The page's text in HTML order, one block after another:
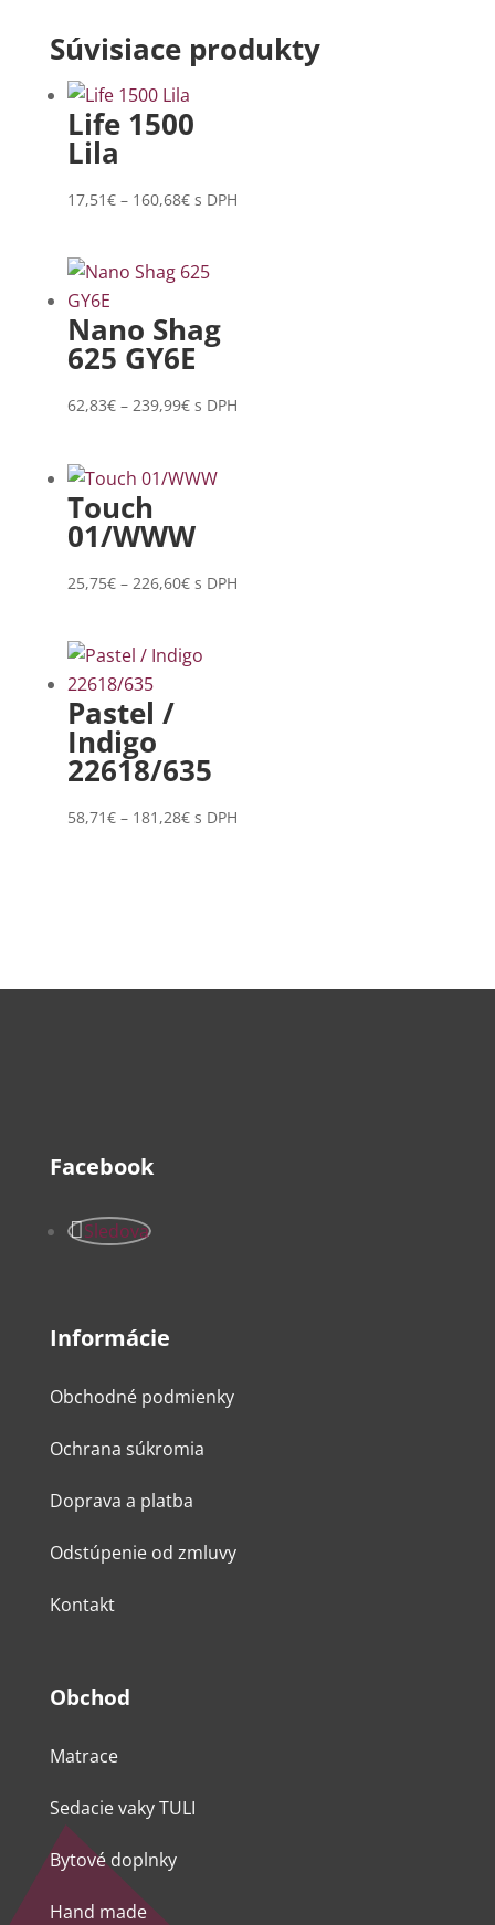
Súvisiace produkty
Life 1500
Lila
17,51€ – 160,68€Price
through
s DPH
Nano Shag
625 GY6E
62,83€ – 239,99€Price
through
s DPH
Touch
01/WWW
25,75€ – 226,60€Price
through
s DPH
Pastel /
Indigo
22618/635
58,71€ – 181,28€Price
s DPH
Facebook
Sledova
Informácie
Obchodné podmienky
Ochrana súkromia
Doprava a platba
Odstúpenie od zmluvy
Kontakt
Obchod
Matrace
Sedacie vaky TULI
Bytové doplnky
Hand made